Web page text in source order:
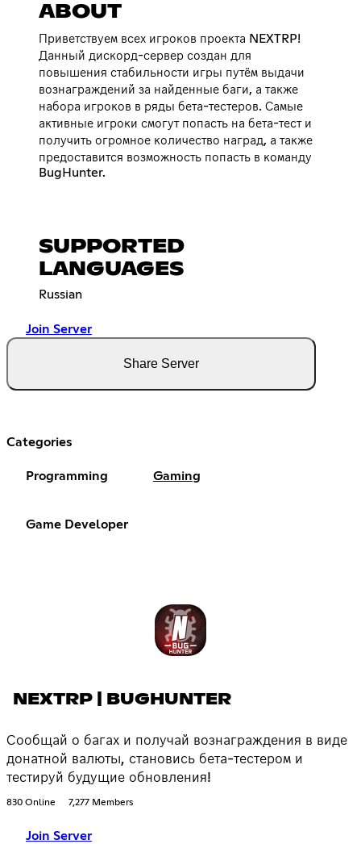
ABOUT
Приветствуем всех игроков проекта NEXTRP!
Данный дискорд-сервер создан для
повышения стабильности игры путём выдачи
вознаграждений за найденные баги, а также
набора игроков в ряды бета-тестеров. Самые
активные игроки смогут попасть на бета-тест и
получить огромное количество наград, а также
предоставится возможность попасть в команду
BugHunter.
SUPPORTED
LANGUAGES
Russian
Join Server
Share Server
Categories
Programming Gaming
Game Developer
NEXTRP | BUGHUNTER
Сообщай о багах и получай вознаграждения в виде
донатной валюты, становись бета-тестером и
тестируй будущие обновления!
830 Online 7,277 Members
Join Server